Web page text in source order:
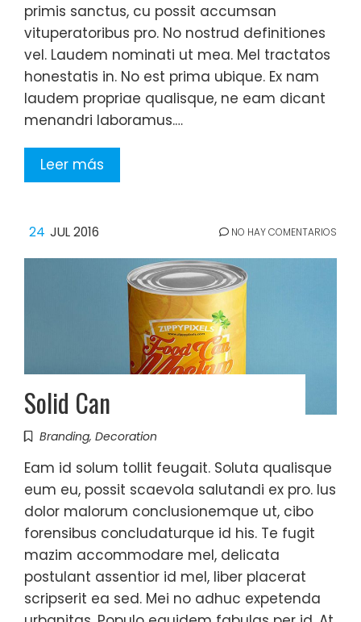
primis sanctus, cu possit accumsan
vituperatoribus pro. No nostrud definitiones
vel. Laudem nominati ut mea. Mel tractatos
honestatis in. No est prima ubique. Ex nam
laudem propriae qualisque, ne eam dicant
menandri laboramus.…
Leer más
24 JUL 2016 NO HAY COMENTARIOS
Solid Can
Branding, Decoration
Eam id solum tollit feugait. Soluta qualisque
eum eu, possit scaevola salutandi ex pro. Ius
dolor malorum conclusionemque ut, cibo
forensibus concludaturque id his. Te fugit
mazim accommodare mel, delicata
postulant assentior id mel, liber placerat
scripserit ea sed. Mei no adhuc expetenda